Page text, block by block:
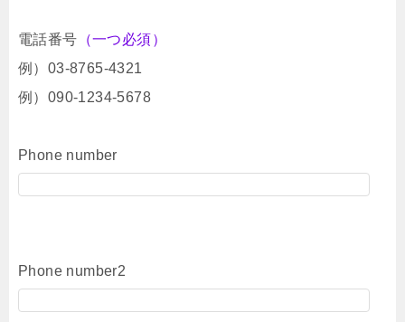
電話番号 （一つ必須）
例）03-8765-4321
例）090-1234-5678
Phone number
Phone number2